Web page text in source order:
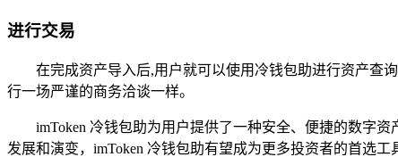
进行交易
在完成资产导入后,用户就可以使用冷钱包助进行资产查
行一场严谨的商务洽谈一样。
imToken 冷钱包助为用户提供了一种安全、便捷的数字
发展和演变，imToken 冷钱包助有望成为更多投资者的首选